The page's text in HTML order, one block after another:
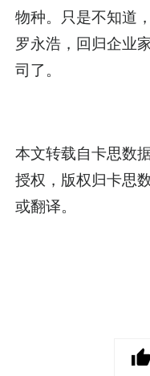
物种。只是不知道
罗永浩，回归企业
司了。
本文转载自卡思数
授权，版权归卡思
或翻译。